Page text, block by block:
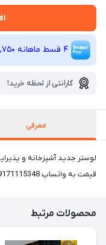
4 قسط ماهانه 4,788,750 تومانی با اسنپ ‌پی! (بدون کارمزد)
گارانتی از لحظه خرید!
معرفی
قیمت به واتساپ 09171115348 پیام دهید.88
محصولات مرتبط